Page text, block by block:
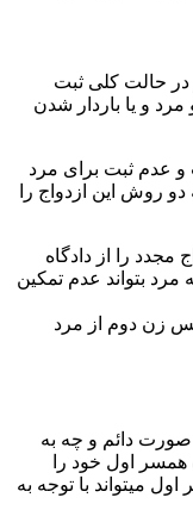
در حالت کلی ثبت
و یا باردار شدن
و عدم ثبت برای مرد
روش این ازدواج را
مجدد را از دادگاه
مرد بتواند عدم تمکین
زن دوم از مرد
دائم و چه به
اول خود را
میتواند با توجه به